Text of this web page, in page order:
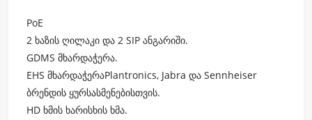
PoE
2 ხაზის ღილაკი და 2 SIP ანგარიში.
GDMS მხარდაჭერა.
EHS მხარდაჭერაPlantronics, Jabra და Sennheiser
ბრენდის ყურსასმენებისთვის.
HD ხმის ხარისხის ხმა.